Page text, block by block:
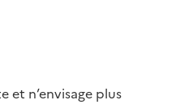
et n’envisage plus